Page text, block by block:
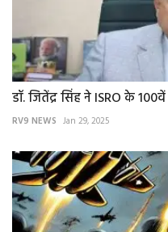
डॉ. जितेंद्र सिंह ने ISRO के
RV9 NEWS Jan 29, 2025